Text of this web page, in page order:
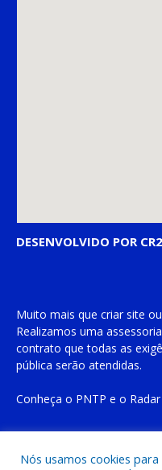
DESENVOLVIDO POR CR2
Muito mais que criar site ou
Realizamos uma assessoria
contrato que todas as
pública serão atendidas.
Conheça o PNTP e o
Nós usamos cookies